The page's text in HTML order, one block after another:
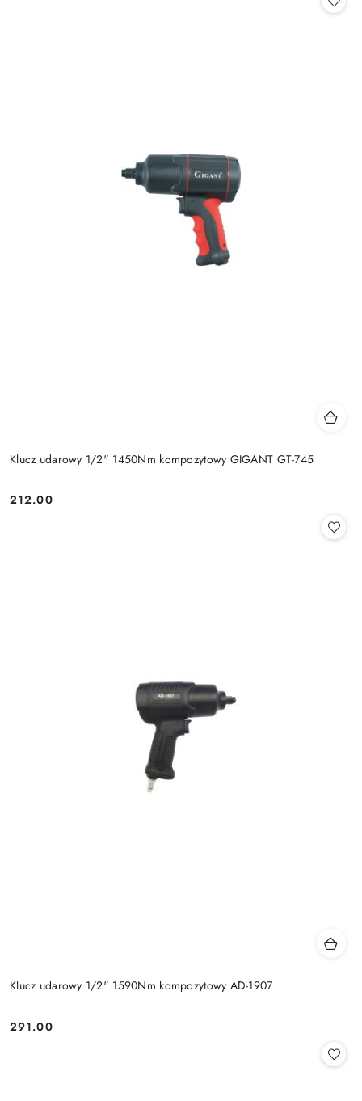
Klucz udarowy 1/2" 1450Nm kompozytowy GIGANT GT-745
Cena:
212.00
Klucz udarowy 1/2" 1590Nm kompozytowy AD-1907
Cena:
291.00